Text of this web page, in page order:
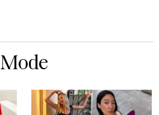
Mode